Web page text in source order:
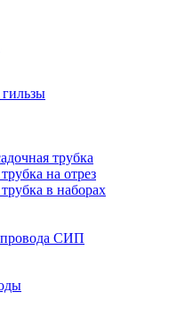
трубка
на отрез
в наборах
провода СИП